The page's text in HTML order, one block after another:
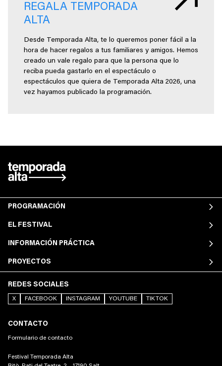
REGALA TEMPORADA
ALTA
Desde Temporada Alta, te lo queremos poner fácil a la
hora de hacer regalos a tus familiares y amigos. Hemos
creado un vale regalo para que la persona que lo
reciba pueda gastarlo en el espectáculo o
espectáculos que quiera de Temporada Alta 2026, una
vez hayamos publicado la programación.
PROGRAMACIÓN
EL FESTIVAL
INFORMACIÓN PRÁCTICA
PROYECTOS
REDES SOCIALES
X FACEBOOK INSTAGRAM YOUTUBE TIKTOK
CONTACTO
Formulario de contacto
Festival Temporada Alta